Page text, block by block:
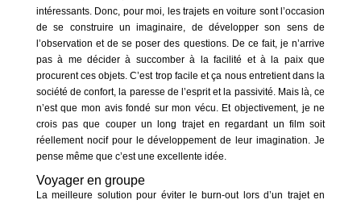
intéressants. Donc, pour moi, les trajets en voiture sont l’occasion
de se construire un imaginaire, de développer son sens de
l’observation et de se poser des questions. De ce fait, je n’arrive
pas à me décider à succomber à la facilité et à la paix que
procurent ces objets. C’est trop facile et ça nous entretient dans la
société de confort, la paresse de l’esprit et la passivité. Mais là, ce
n’est que mon avis fondé sur mon vécu. Et objectivement, je ne
crois pas que couper un long trajet en regardant un film soit
réellement nocif pour le développement de leur imagination. Je
pense même que c’est une excellente idée.
Voyager en groupe
La meilleure solution pour éviter le burn-out lors d’un trajet en